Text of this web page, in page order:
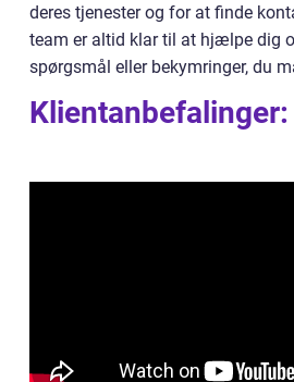
deres tjenester og for at finde
team er altid klar til at hjælpe dig
spørgsmål eller bekymringer, du
Klientanbefalinger: